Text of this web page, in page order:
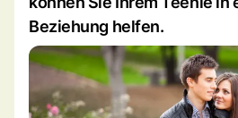
Beziehung helfen.